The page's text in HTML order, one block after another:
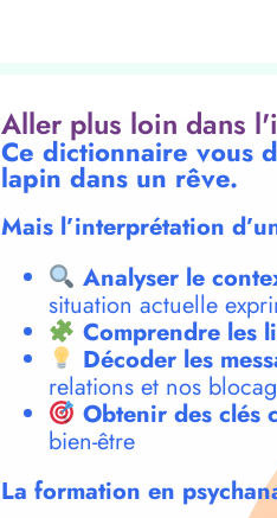
Aller plus loin dans
Ce dictionnaire vous
lapin dans un rêve.
Mais l’interprétation
Analyser le
situation actuelle
Comprendre les
Décoder les
relations et nos
Obtenir des clés
bien-être
La formation en